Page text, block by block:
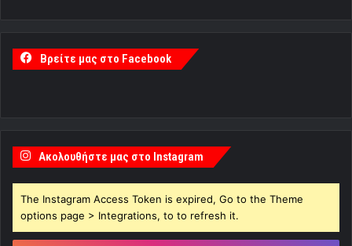
Βρείτε μας στο Facebook
Ακολουθήστε μας στο Instagram
The Instagram Access Token is expired, Go to the Theme
options page > Integrations, to to refresh it.